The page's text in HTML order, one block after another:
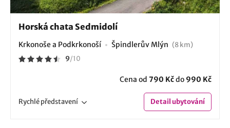
Horská chata Sedmidolí
Krkonoše a Podkrkonoší Špindlerův Mlýn (8 km)
9/10
Cena od 790 Kčdo 990 Kč
Rychlépředstavení Detailubytování